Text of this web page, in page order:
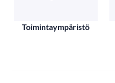
Toimintaympäristö